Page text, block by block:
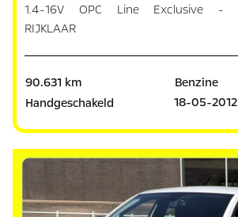
1.4-16V OPC Line Exclusive -
RIJKLAAR
90.631 km
Benzine
Handgeschakeld
18-05-2012